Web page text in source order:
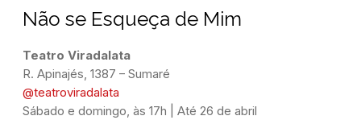
Não se Esqueça de Mim
@teatroviradalata
Sábado e domingo, às 17h | Até 26 de abril